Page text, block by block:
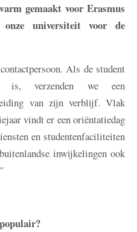
gemaakt voor Erasmus
universiteit voor de
Als de student
is, verzenden we een
van zijn verblijf. Vlak
vindt er een oriëntatiedag
en studentenfaciliteiten
inwijkelingen ook